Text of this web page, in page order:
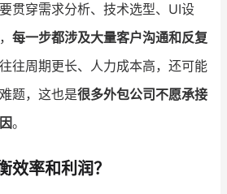
贯穿需求分析、技术选型、UI设
每一步都涉及大量客户沟通和反复
往周期更长、人力成本高，还可能
题，这也是很多外包公司不愿承接
。
效率和利润？